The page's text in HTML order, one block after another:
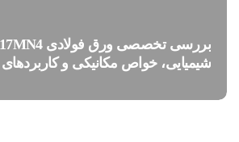
شیمیایی، خواص مکانیکی و